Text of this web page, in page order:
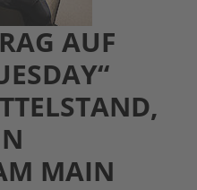
AUF
MAIN